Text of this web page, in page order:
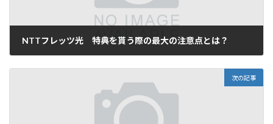
NTTフレッツ光 特典を貰う際の最大の注意点とは？
次の記事